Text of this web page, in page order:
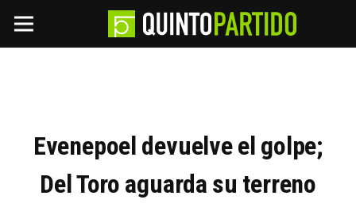
Evenepoel devuelve el golpe;
Del Toro aguarda su terreno